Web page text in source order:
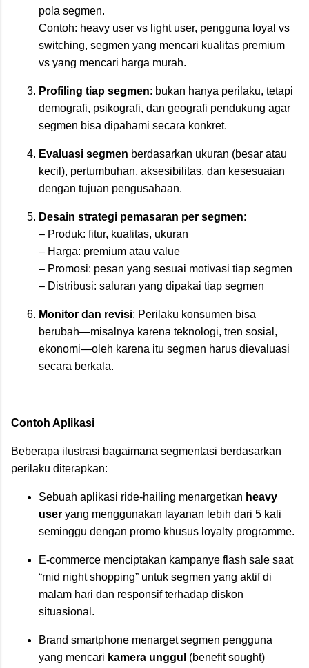
pola segmen.
Contoh: heavy user vs light user, pengguna loyal vs
switching, segmen yang mencari kualitas premium
vs yang mencari harga murah.
Profiling tiap segmen: bukan hanya perilaku, tetapi
demografi, psikografi, dan geografi pendukung agar
segmen bisa dipahami secara konkret.
Evaluasi segmen berdasarkan ukuran (besar atau
kecil), pertumbuhan, aksesibilitas, dan kesesuaian
dengan tujuan pengusahaan.
Desain strategi pemasaran per segmen:
– Produk: fitur, kualitas, ukuran
– Harga: premium atau value
– Promosi: pesan yang sesuai motivasi tiap segmen
– Distribusi: saluran yang dipakai tiap segmen
Monitor dan revisi: Perilaku konsumen bisa
berubah—misalnya karena teknologi, tren sosial,
ekonomi—oleh karena itu segmen harus dievaluasi
secara berkala.
Contoh Aplikasi
Beberapa ilustrasi bagaimana segmentasi berdasarkan
perilaku diterapkan:
Sebuah aplikasi ride-hailing menargetkan heavy
user yang menggunakan layanan lebih dari 5 kali
seminggu dengan promo khusus loyalty programme.
E-commerce menciptakan kampanye flash sale saat
“mid night shopping” untuk segmen yang aktif di
malam hari dan responsif terhadap diskon
situasional.
Brand smartphone menarget segmen pengguna
yang mencari kamera unggul (benefit sought)